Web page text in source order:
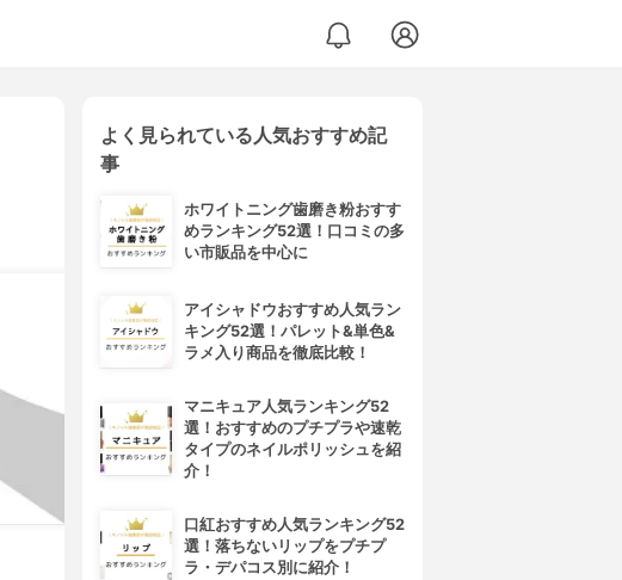
よく見られている人気おすすめ記
事
ホワイトニング歯磨き粉おすす
めランキング52選！口コミの多
い市販品を中心に
アイシャドウおすすめ人気ラン
キング52選！パレット&単色&
ラメ入り商品を徹底比較！
マニキュア人気ランキング52
選！おすすめのプチプラや速乾
タイプのネイルポリッシュを紹
介！
口紅おすすめ人気ランキング52
選！落ちないリップをプチプ
ラ・デパコス別に紹介！